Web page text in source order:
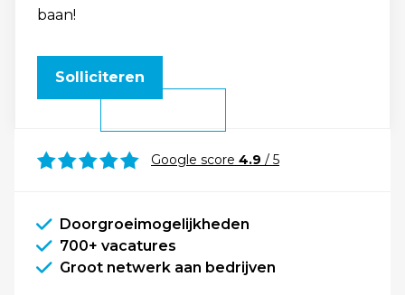
baan!
Solliciteren
Google score 4.9 / 5
Doorgroeimogelijkheden
700+ vacatures
Groot netwerk aan bedrijven